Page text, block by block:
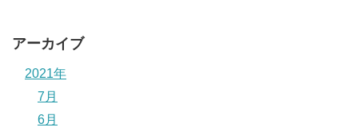
アーカイブ
2021年
7月
6月